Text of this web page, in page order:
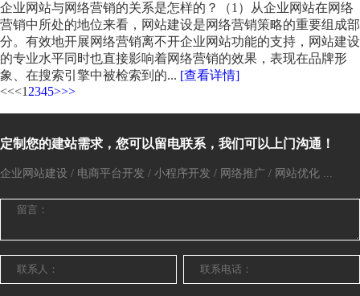
企业网站与网络营销的关系是怎样的？（1）从企业网站在网络
营销中所处的地位来看，网站建设是网络营销策略的重要组成部
分。有效地开展网络营销离不开企业网站功能的支持，网站建设
的专业水平同时也直接影响着网络营销的效果，表现在品牌形
象、在搜索引擎中被检索到的... [查看详情]
<<<1 2345>>>
定制您的建站需求，您可以留电联系，我们可以上门沟通！
企业网站建设 / 电商平台开发 / 小程序开发 / 网络推广 / 网站优化 ...